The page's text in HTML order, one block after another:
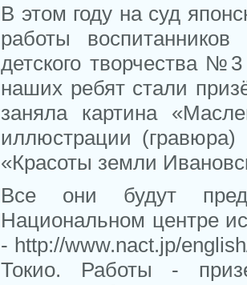
В этом году на суд
работы
детского творчества
наших ребят стали
заняла картина
иллюстрации
«Красоты земли
Все они будут
Национальном центре
- http://www.nact.jp/
Токио. Работы -